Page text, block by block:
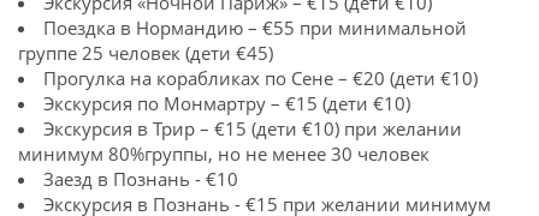
Поездка в Нормандию – €55 при минимальной
группе 25 человек (дети €45)
Прогулка на корабликах по Сене – €20 (дети €10)
Экскурсия по Монмартру – €15 (дети €10)
Экскурсия в Трир – €15 (дети €10) при желании
минимум 80%группы, но не менее 30 человек
Заезд в Познань - €10
Экскурсия в Познань - €15 при желании минимум